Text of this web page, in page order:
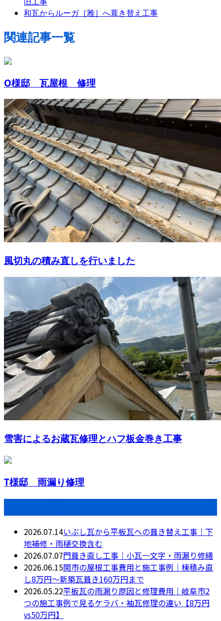
和瓦からルーガ［雅］へ葺き替え工事
関連記事一覧
O様邸 瓦屋根 修理
風切丸の積み直しを行いました
雪害によるお蔵瓦修理とハフ板金巻き工事
T様邸 雨漏り修理
2026.07.14いぶし瓦から平板瓦への葺き替え工事｜下
地補修・雨樋交換含む
2026.07.07門葺き直し工事｜小瓦一文字・雨漏り修繕
2026.06.15関市の屋根工事費用と施工事例｜棟積み直
し8万円〜新築瓦葺き160万円まで
2026.05.22平板瓦の雨漏り原因と修理費用｜岐阜市2
つの施工事例で見るケラバ・袖瓦修理の違い【8万円
vs50万円】